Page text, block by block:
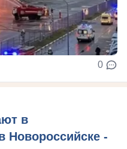
0
в
Новороссийске -